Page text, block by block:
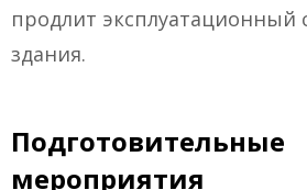
продлит эксплуатационный
здания.
Подготовительные
мероприятия